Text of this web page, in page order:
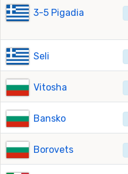
3-5 Pigadia
Seli
Vitosha
Bansko
Borovets